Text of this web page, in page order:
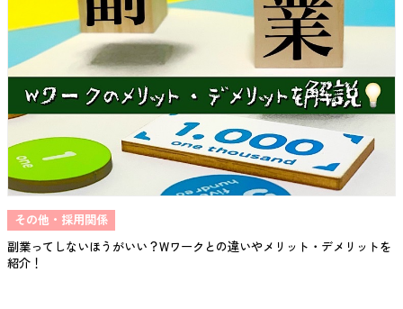
その他・採用関係
副業ってしないほうがいい？Wワークとの違いやメリット・デメリットを
紹介！